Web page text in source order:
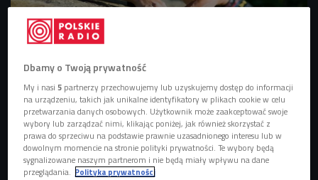
- Teraz chyba najlepszy czas, żeby się pobawić w skałki, bo
w Jurze Krakowsko-Częstochowskiej jest zdecydowanie
mniej osób . Jura to dobre miejsce do treningów nawet dla
początkujących wspinaczy - mówi gość audycji.
Żeby nabrać wprawy przed wyjazdem w teren można się
Dbamy o Twoją prywatność
My i nasi5 partnerzy przechowujemy lub uzyskujemy dostęp do informacji
na urządzeniu, takich jak unikalne identyfikatory w plikach cookie w celu
przetwarzania danych osobowych. Użytkownik może zaakceptować swoje
wybory lub zarządzać nimi, klikając poniżej, jak również skorzystać z
prawa do sprzeciwu na podstawie prawnie uzasadnionego interesu lub w
dowolnym momencie na stronie polityki prywatności. Te wybory będą
sygnalizowane naszym partnerom i nie będą miały wpływu na dane
przeglądania. Polityka prywatności